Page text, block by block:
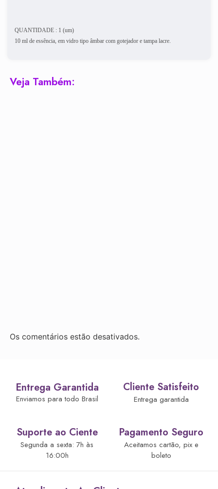
QUANTIDADE : 1 (um)
10 ml de essência, em vidro tipo âmbar com gotejador e tampa lacre.
Veja Também:
Os comentários estão desativados.
Entrega Garantida
Enviamos para todo Brasil
Cliente Satisfeito
Entrega garantida
Suporte ao Ciente
Segunda a sexta: 7h às
16:00h
Pagamento Seguro
Aceitamos cartão, pix e
boleto